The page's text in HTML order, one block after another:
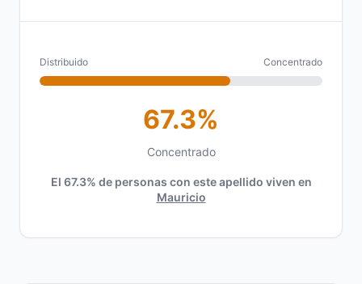
Distribuido Concentrado
67.3%
Concentrado
El 67.3% de personas con este apellido viven en
Mauricio